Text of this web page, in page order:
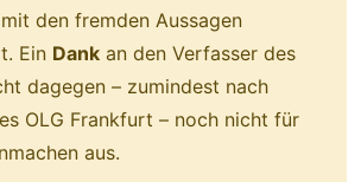
den fremden Aussagen
Ein Dank an den Verfasser des
dagegen – zumindest nach
OLG Frankfurt – noch nicht für
aus.